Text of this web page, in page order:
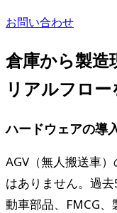
お問い合わせ
倉庫から製造
リアルフロー
ハードウェアの導
AGV（無人搬送車
はありません。過
動車部品、FMCG